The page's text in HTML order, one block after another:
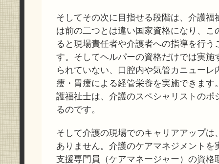
そしてその次に目指せる段階は、介護福
は前の二つとは違い国家資格になり、こ
ると現場責任者や介護者への指導を行う
す。そしてヘルパーの資格だけでは実施
られていない、口腔内や気管カニューレ
瘻・胃瘻による経管栄養を実施できます
護福祉士は、介護のスペシャリストのポ
るのです。
そして介護の現場でのキャリアアップは
ありません。介護のケアマネジメントを
支援専門員（ケアマネージャー）の資格